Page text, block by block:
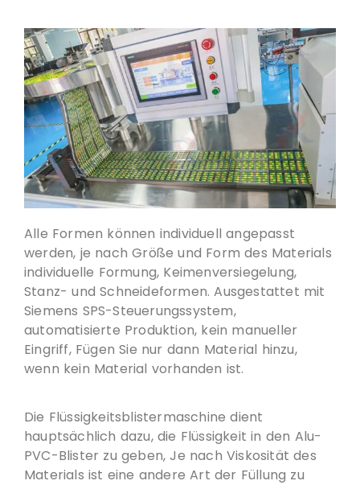
Alle Formen können individuell angepasst
werden, je nach Größe und Form des Materials
individuelle Formung, Keimenversiegelung,
Stanz- und Schneideformen. Ausgestattet mit
Siemens SPS-Steuerungssystem,
automatisierte Produktion, kein manueller
Eingriff, Fügen Sie nur dann Material hinzu,
wenn kein Material vorhanden ist.
Die Flüssigkeitsblistermaschine dient
hauptsächlich dazu, die Flüssigkeit in den Alu-
PVC-Blister zu geben, Je nach Viskosität des
Materials ist eine andere Art der Füllung zu